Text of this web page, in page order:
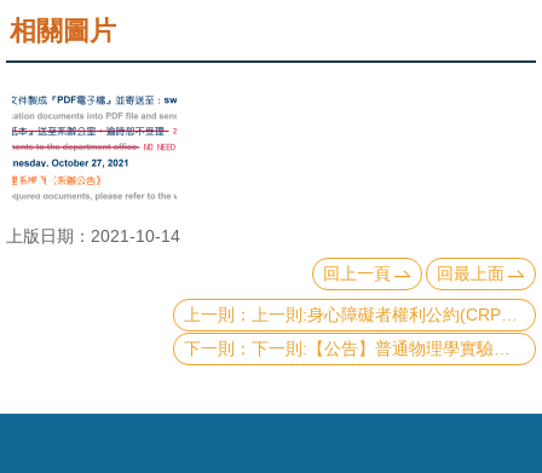
相關圖片
上版日期：2021-10-14
回上一頁
回最上面
上一則:身心障礙者權利公約(CRPD)
下一則:【公告】普通物理學實驗課程特別公告 (2021 年 9 月 13 日更新)